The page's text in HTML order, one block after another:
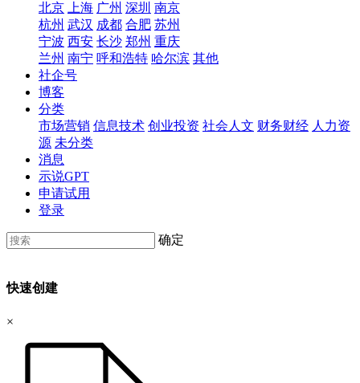
北京
上海 广州 深圳 南京
杭州 武汉 成都 合肥 苏州
宁波 西安 长沙 郑州 重庆
兰州 南宁 呼和浩特 哈尔滨 其他
社企号
博客
分类
市场营销 信息技术 创业投资 社会人文 财务财经 人力资
源 未分类
消息
示说GPT
申请试用
登录
确定
快速创建
×